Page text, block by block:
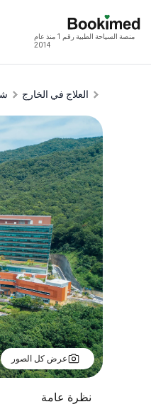
منصة السياحة الطبية رقم 1 منذ عام
2014
العلاج في الخارج
عرض كل الصور
نظرة عامة